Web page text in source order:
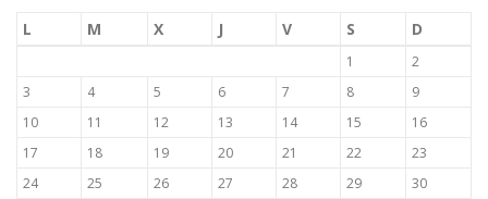
L M X J V S D
1
2
3
4 5 6 7 8
9
10
11 12 13 14 15
16
17
18 19 20 21 22
23
24
25 26 27 28 29
30